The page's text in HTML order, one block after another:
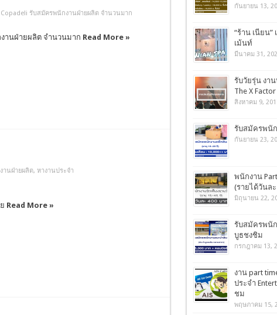
รับสมัครพนักงานฝ่ายผลิต จำนวนมาก
านฝ่ายผลิต จำนวนมาก Read More »
านฝ่ายผลิต, หางานประจำ
Read More »
กันยายน 13,
“ร้าน เนียน
เม้นท์
มีนาคม 31,
รับวัยรุ่น งา
The X
สิงหาคม 9,
รับสมัครพนั
กันยายน 23,
พนักงาน
(รายได้วันล
มิถุนายน 22,
รับสมัครพนั
บูธชงชิม
กรกฎาคม 13,
งาน part
ประจำ
ชม
พฤษภาคม 15,